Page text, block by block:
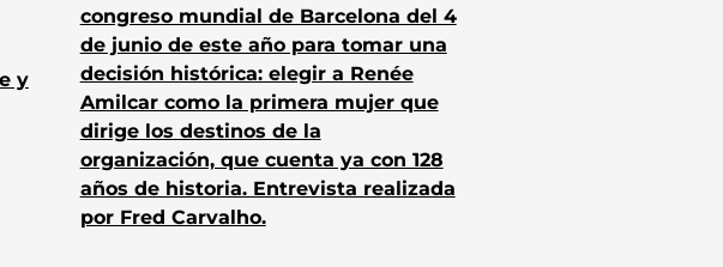
y
congreso mundial de Barcelona del 4
de junio de este año para tomar una
decisión histórica: elegir a Renée
Amilcar como la primera mujer que
dirige los destinos de la
organización, que cuenta ya con 128
años de historia. Entrevista realizada
por Fred Carvalho.